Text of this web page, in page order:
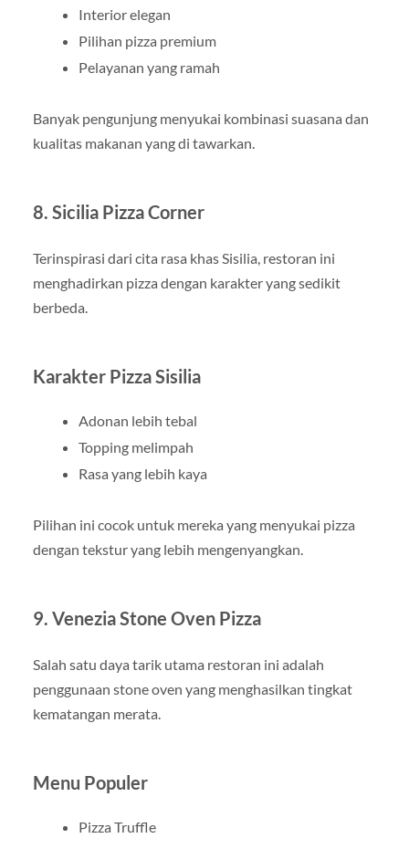
Interior elegan
Pilihan pizza premium
Pelayanan yang ramah
Banyak pengunjung menyukai kombinasi suasana dan
kualitas makanan yang di tawarkan.
8. Sicilia Pizza Corner
Terinspirasi dari cita rasa khas Sisilia, restoran ini
menghadirkan pizza dengan karakter yang sedikit
berbeda.
Karakter Pizza Sisilia
Adonan lebih tebal
Topping melimpah
Rasa yang lebih kaya
Pilihan ini cocok untuk mereka yang menyukai pizza
dengan tekstur yang lebih mengenyangkan.
9. Venezia Stone Oven Pizza
Salah satu daya tarik utama restoran ini adalah
penggunaan stone oven yang menghasilkan tingkat
kematangan merata.
Menu Populer
Pizza Truffle